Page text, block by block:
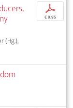
(Hg.),
p
€ 9,95